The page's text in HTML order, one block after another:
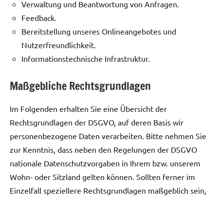
Verwaltung und Beantwortung von Anfragen.
Feedback.
Bereitstellung unseres Onlineangebotes und
Nutzerfreundlichkeit.
Informationstechnische Infrastruktur.
Maßgebliche Rechtsgrundlagen
Im Folgenden erhalten Sie eine Übersicht der
Rechtsgrundlagen der DSGVO, auf deren Basis wir
personenbezogene Daten verarbeiten. Bitte nehmen Sie
zur Kenntnis, dass neben den Regelungen der DSGVO
nationale Datenschutzvorgaben in Ihrem bzw. unserem
Wohn- oder Sitzland gelten können. Sollten ferner im
Einzelfall speziellere Rechtsgrundlagen maßgeblich sein,